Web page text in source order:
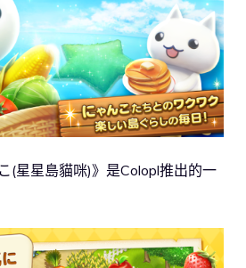
(星星島貓咪)》是Colopl推出的一